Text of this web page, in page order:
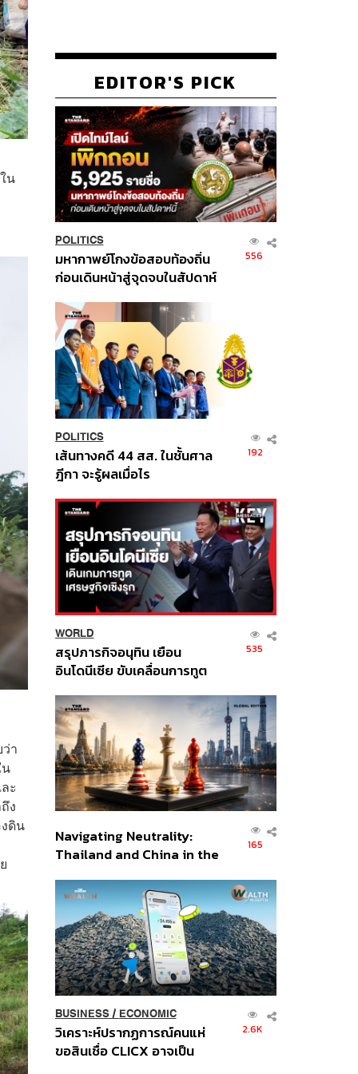
น
า
ะ
ง
ดิน
EDITOR'S PICK
POLITICS
มหากาพย์โกงข้อสอบท้องถิ่น
ก่อนเดินหน้าสู่จุดจบในสัปดาห์
556
POLITICS
เส้นทางคดี 44 สส. ในชั้นศาล
ฎีกา จะรู้ผลเมื่อไร
192
WORLD
สรุปภารกิจอนุทิน เยือน
อินโดนีเซีย ขับเคลื่อนการทูต
ส่วนยุทธศาสตร์ไทย –
อินโดนีเซีย
535
Navigating Neutrality:
Thailand and China in the
Order
165
BUSINESS/ ECONOMIC
วิเคราะห์ปรากฏการณ์คนแห่
ขอสินเชื่อ CLICX อาจเป็น
2.6K